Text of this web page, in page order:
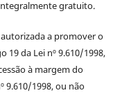
gratuito.
a promover o
da Lei nº 9.610/1998,
à margem do
9.610/1998, ou não